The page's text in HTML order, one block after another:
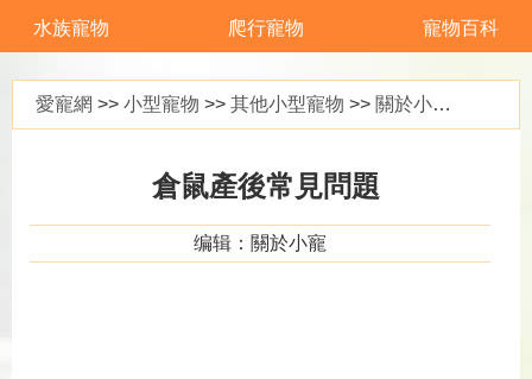
水族寵物 爬行寵物 寵物百科
愛寵網 >> 小型寵物 >> 其他小型寵物 >> 關於小寵
倉鼠產後常見問題
编辑：關於小寵